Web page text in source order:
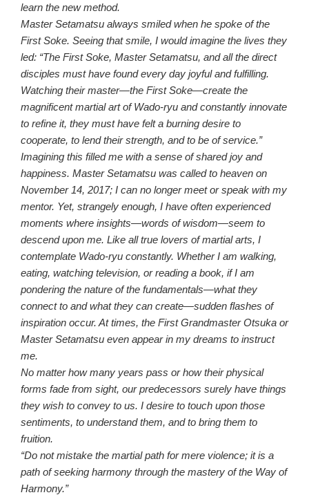
learn the new method.
Master Setamatsu always smiled when he spoke of the
First Soke. Seeing that smile, I would imagine the lives they
led: “The First Soke, Master Setamatsu, and all the direct
disciples must have found every day joyful and fulfilling.
Watching their master—the First Soke—create the
magnificent martial art of Wado-ryu and constantly innovate
to refine it, they must have felt a burning desire to
cooperate, to lend their strength, and to be of service.”
Imagining this filled me with a sense of shared joy and
happiness. Master Setamatsu was called to heaven on
November 14, 2017; I can no longer meet or speak with my
mentor. Yet, strangely enough, I have often experienced
moments where insights—words of wisdom—seem to
descend upon me. Like all true lovers of martial arts, I
contemplate Wado-ryu constantly. Whether I am walking,
eating, watching television, or reading a book, if I am
pondering the nature of the fundamentals—what they
connect to and what they can create—sudden flashes of
inspiration occur. At times, the First Grandmaster Otsuka or
Master Setamatsu even appear in my dreams to instruct
me.
No matter how many years pass or how their physical
forms fade from sight, our predecessors surely have things
they wish to convey to us. I desire to touch upon those
sentiments, to understand them, and to bring them to
fruition.
“Do not mistake the martial path for mere violence; it is a
path of seeking harmony through the mastery of the Way of
Harmony.”